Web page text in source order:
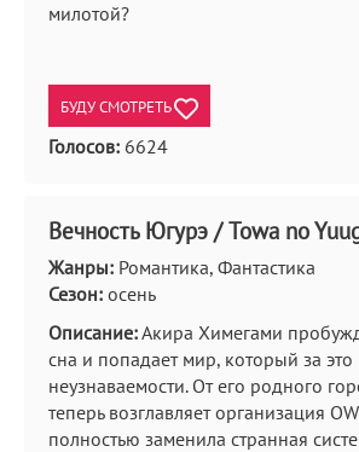
милотой?
БУДУ СМОТРЕТЬ
Голосов: 6624
Вечность Югурэ / Towa no
Жанры: Романтика, Фантастика
Сезон: осень
Описание:Акира Химегами
сна и попадает мир, который за
неузнаваемости. От его родного
теперь возглавляет организация
полностью заменила странная